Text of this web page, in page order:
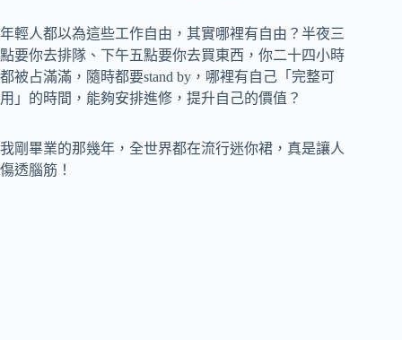
年輕人都以為這些工作自由，其實哪裡有自由？半夜三
點要你去排隊、下午五點要你去買東西，你二十四小時
都被占滿滿，隨時都要stand by，哪裡有自己「完整可
用」的時間，能夠安排進修，提升自己的價值？
我剛畢業的那幾年，全世界都在流行迷你裙，真是讓人
傷透腦筋！